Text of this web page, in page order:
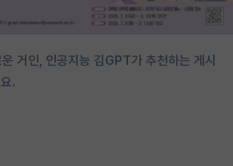
거인, 인공지능 김GPT가 추천하는 게시
.